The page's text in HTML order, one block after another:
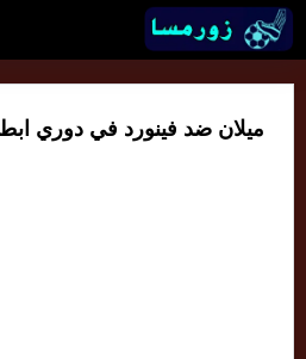
ميلان ضد فينورد في دوري ابطال